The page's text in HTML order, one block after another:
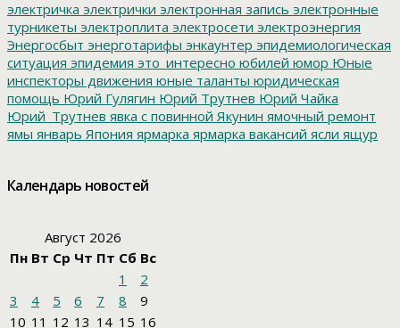
электричка электрички электронная запись электронные
турникеты электроплита электросети электроэнергия
Энергосбыт энерготарифы энкаунтер эпидемиологическая
ситуация эпидемия это_интересно юбилей юмор Юные
инспекторы движения юные таланты юридическая
помощь Юрий Гулягин Юрий Трутнев Юрий Чайка
Юрий_Трутнев явка с повинной Якунин ямочный ремонт
ямы январь Япония ярмарка ярмарка вакансий ясли ящур
Календарь новостей
Август 2026
Пн Вт Ср Чт Пт Сб Вс
1
2
3
4 5 6 7 8
9
10 11 12 13 14 15 16